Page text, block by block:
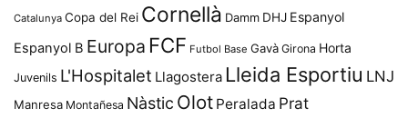
Catalunya Copa del Rei Cornellà Damm DHJ Espanyol
Espanyol B Europa FCF Futbol Base Gavà Girona Horta
Juvenils L'Hospitalet Llagostera Lleida Esportiu LNJ
Manresa Montañesa Nàstic Olot Peralada Prat